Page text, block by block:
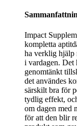
Impact
kompletta
ha verklig hjälp
i vardagen. Det
genomtänkt
det användes
särskilt bra för
tydlig effekt,
om dagen med
för att den blir